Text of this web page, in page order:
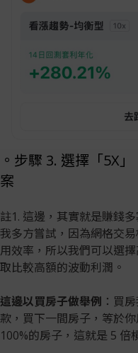
。步驟 3. 選擇「5X
案
註1. 這邊，其實就是賺錢
我多方嘗試，因為網格交
用效率，所以我們可以選
取比較高額的波動利潤。
這邊以買房子做舉例 ：買
款，買下一間房子，等於
100%的房子，這就是 5 倍